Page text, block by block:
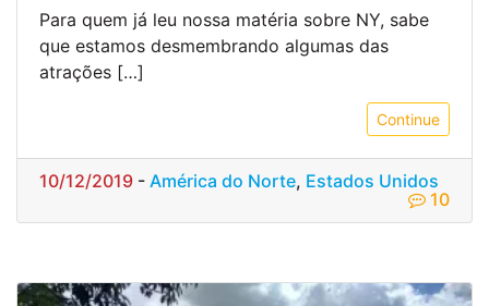
Para quem já leu nossa matéria sobre NY, sabe
que estamos desmembrando algumas das
atrações […]
Continue
10/12/2019 - América do Norte, Estados Unidos
10